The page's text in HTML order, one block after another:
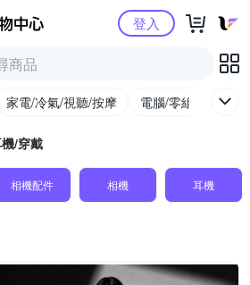
Yahoo購物中心登入
家電/冷氣/視聽/按摩 電腦/零組件/週邊/
/穿戴
相機配件 相機 耳機